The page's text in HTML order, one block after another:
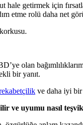
getirmek için
etme rolü daha net
olan
bir yanıt.
ve daha iyi bir
ve uyumu nasıl